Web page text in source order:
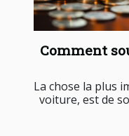
Comment
La chose la plus
voiture, est de